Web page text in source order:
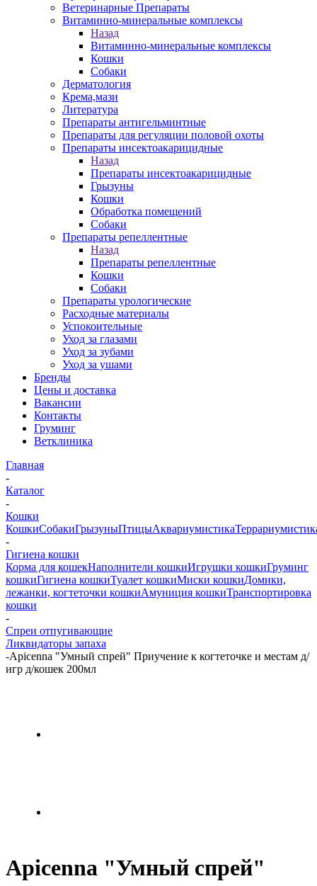
Ветеринарные Препараты
Витаминно-минеральные комплексы
Назад
Витаминно-минеральные комплексы
Кошки
Собаки
Дерматология
Крема,мази
Литература
Препараты антигельминтные
Препараты для регуляции половой охоты
Препараты инсектоакарицидные
Назад
Препараты инсектоакарицидные
Грызуны
Кошки
Обработка помещений
Собаки
Препараты репеллентные
Назад
Препараты репеллентные
Кошки
Собаки
Препараты урологические
Расходные материалы
Успокоительные
Уход за глазами
Уход за зубами
Уход за ушами
Бренды
Цены и доставка
Вакансии
Контакты
Груминг
Ветклиника
Главная
-
Каталог
-
Кошки
КошкиСобакиГрызуныПтицыАквариумистика
-
Гигиена кошки
Корма для кошекНаполнители кошкиИгрушки кошкиГруминг
кошкиГигиена кошкиТуалет кошкиМиски кошкиДомики,
лежанки, когтеточки кошкиАмуниция кошкиТранспортировка
кошки
-
Спреи отпугивающие
Ликвидаторы запаха
-Apicenna "Умный спрей" Приучение к когтеточке и местам д/
игр д/кошек 200мл
Apicenna "Умный спрей"